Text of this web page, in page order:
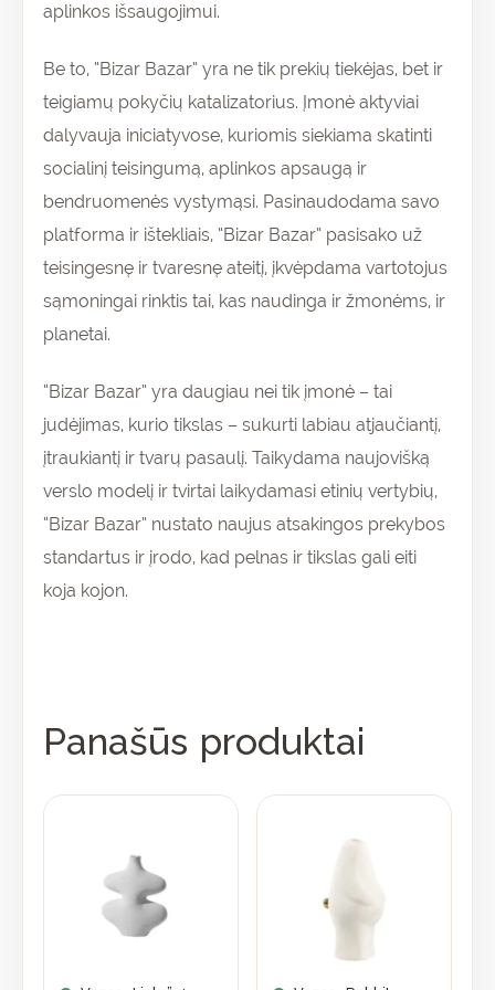
aplinkos išsaugojimui.
Be to, “Bizar Bazar” yra ne tik prekių tiekėjas, bet ir
teigiamų pokyčių katalizatorius. Įmonė aktyviai
dalyvauja iniciatyvose, kuriomis siekiama skatinti
socialinį teisingumą, aplinkos apsaugą ir
bendruomenės vystymąsi. Pasinaudodama savo
platforma ir ištekliais, “Bizar Bazar” pasisako už
teisingesnę ir tvaresnę ateitį, įkvėpdama vartotojus
sąmoningai rinktis tai, kas naudinga ir žmonėms, ir
planetai.
“Bizar Bazar” yra daugiau nei tik įmonė – tai
judėjimas, kurio tikslas – sukurti labiau atjaučiantį,
įtraukiantį ir tvarų pasaulį. Taikydama naujovišką
verslo modelį ir tvirtai laikydamasi etinių vertybių,
“Bizar Bazar” nustato naujus atsakingos prekybos
standartus ir įrodo, kad pelnas ir tikslas gali eiti
koja kojon.
Panašūs produktai